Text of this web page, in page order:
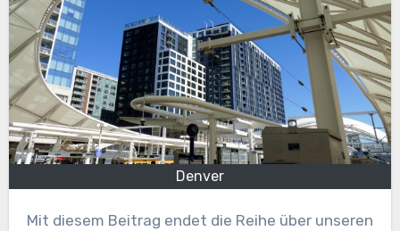
Denver
Mit diesem Beitrag endet die Reihe über unseren